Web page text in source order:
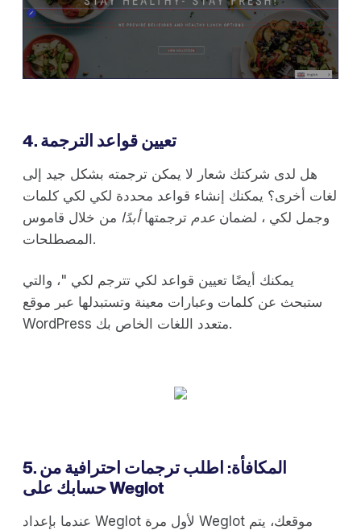
4. تعيين قواعد الترجمة
هل لدى شركتك شعار لا يمكن ترجمته بشكل جيد إلى
لغات أخرى؟ يمكنك إنشاء قواعد محددة لكي لكي كلمات
وجمل لكي ، لضمان عدم ترجمتهاأبدًا من خلال قاموس
المصطلحات.
يمكنك أيضًا تعيين قواعد لكي تترجم لكي "، والتي
ستبحث عن كلمات وعبارات معينة وتستبدلها عبر موقع
WordPress متعدد اللغات الخاص بك.
5. المكافأة: اطلب ترجمات احترافية من
حسابك على Weglot
عندما بإعداد Weglot لأول مرة Weglot موقعك، يتم